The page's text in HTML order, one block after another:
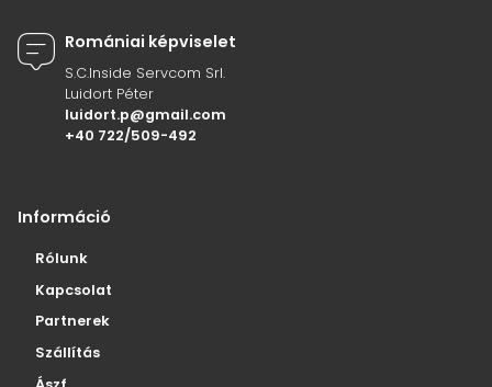
Romániai képviselet
S.C.Inside Servcom Srl.
Luidort Péter
luidort.p@gmail.com
+40 722/509-492
Információ
Rólunk
Kapcsolat
Partnerek
Szállítás